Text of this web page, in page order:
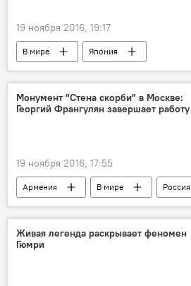
19 ноября 2016, 19:17
В мире
Япония
Восстановление дороги
Монумент "Стена скорби" в Москве:
Георгий Франгулян завершает работу
19 ноября 2016, 17:55
Армения В мире
Россия
Культура
Москва
Георгий Франгулян
Завершение работы над памятником
Живая легенда раскрывает феномен
Гюмри